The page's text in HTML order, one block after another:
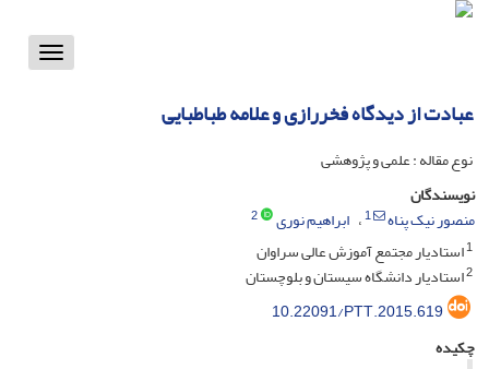
Toggle
عبادت از دیدگاه فخررازی و علامه طباطبایی
نوع مقاله : علمی و پژوهشی
نویسندگان
منصور نیک پناه
1 ابراهیم نوری
2
1استادیار مجتمع آموزش عالی سراوان
2استادیار دانشگاه سیستان و بلوچستان
10.22091/PTT.2015.619
چکیده